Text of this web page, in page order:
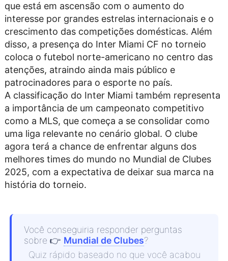
que está em ascensão com o aumento do
interesse por grandes estrelas internacionais e o
crescimento das competições domésticas. Além
disso, a presença do Inter Miami CF no torneio
coloca o futebol norte-americano no centro das
atenções, atraindo ainda mais público e
patrocinadores para o esporte no país.
A classificação do Inter Miami também representa
a importância de um campeonato competitivo
como a MLS, que começa a se consolidar como
uma liga relevante no cenário global. O clube
agora terá a chance de enfrentar alguns dos
melhores times do mundo no Mundial de Clubes
2025, com a expectativa de deixar sua marca na
história do torneio.
Você conseguiria responder perguntas
sobre 👉 Mundial de Clubes?
Quiz rápido baseado no que você acabou